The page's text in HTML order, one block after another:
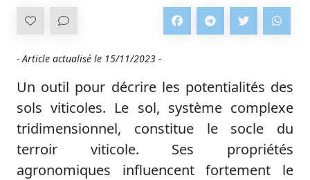
- Article actualisé le 15/11/2023 -
Un outil pour décrire les potentialités des
sols viticoles. Le sol, système complexe
tridimensionnel, constitue le socle du
terroir viticole. Ses propriétés
agronomiques influencent fortement le